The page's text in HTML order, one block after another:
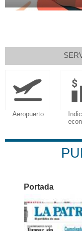
Aeropuerto
Portada